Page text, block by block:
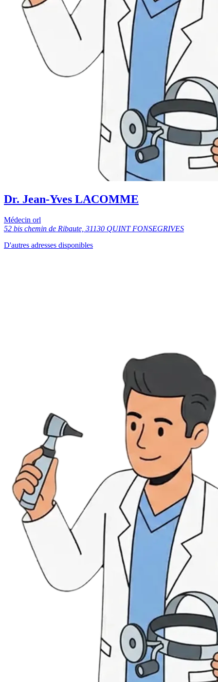
Dr. Jean-Yves LACOMME
Médecin orl
52 bis chemin de Ribaute, 31130 QUINT FONSEGRIVES
D'autres adresses disponibles